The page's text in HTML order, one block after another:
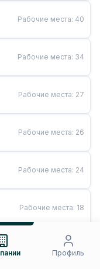
Рабочие места: 40
Рабочие места: 34
Рабочие места: 27
Рабочие места: 26
Рабочие места: 24
Рабочие места: 18
Рабочие места
Профиль